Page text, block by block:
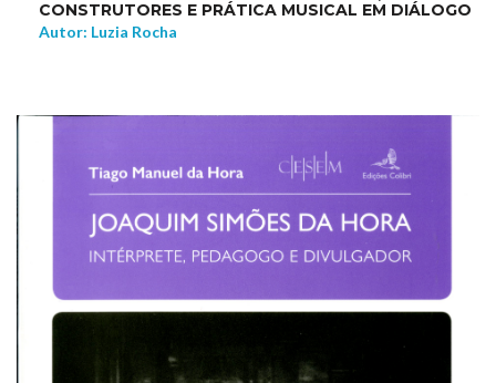
CONSTRUTORES E PRÁTICA MUSICAL EM DIÁLOGO
Autor: Luzia Rocha